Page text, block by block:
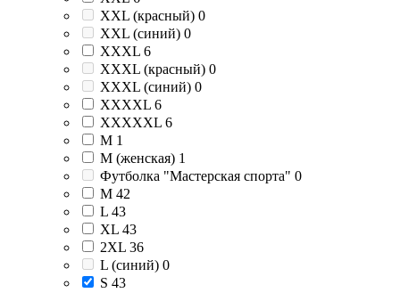
XXL (красный) 0
XXL (синий) 0
XXXL 6
XXXL (красный) 0
XXXL (синий) 0
XXXXL 6
XXXXXL 6
М 1
М (женская) 1
Футболка "Мастерская спорта" 0
M 42
L 43
XL 43
2XL 36
L (синий) 0
S 43